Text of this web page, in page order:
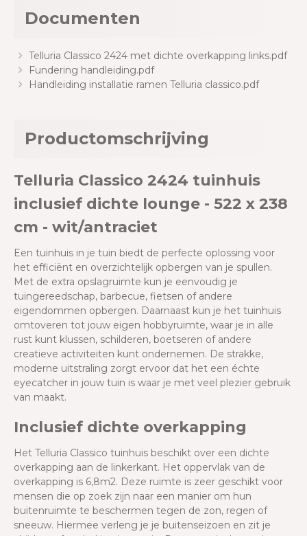
Documenten
Telluria Classico 2424 met dichte overkapping links.pdf
Fundering handleiding.pdf
Handleiding installatie ramen Telluria classico.pdf
Productomschrijving
Telluria Classico 2424 tuinhuis
inclusief dichte lounge - 522 x 238
cm - wit/antraciet
Een tuinhuis in je tuin biedt de perfecte oplossing voor
het efficiënt en overzichtelijk opbergen van je spullen.
Met de extra opslagruimte kun je eenvoudig je
tuingereedschap, barbecue, fietsen of andere
eigendommen opbergen. Daarnaast kun je het tuinhuis
omtoveren tot jouw eigen hobbyruimte, waar je in alle
rust kunt klussen, schilderen, boetseren of andere
creatieve activiteiten kunt ondernemen. De strakke,
moderne uitstraling zorgt ervoor dat het een échte
eyecatcher in jouw tuin is waar je met veel plezier gebruik
van maakt.
Inclusief dichte overkapping
Het Telluria Classico tuinhuis beschikt over een dichte
overkapping aan de linkerkant. Het oppervlak van de
overkapping is 6,8m2. Deze ruimte is zeer geschikt voor
mensen die op zoek zijn naar een manier om hun
buitenruimte te beschermen tegen de zon, regen of
sneeuw. Hiermee verleng je je buitenseizoen en zit je